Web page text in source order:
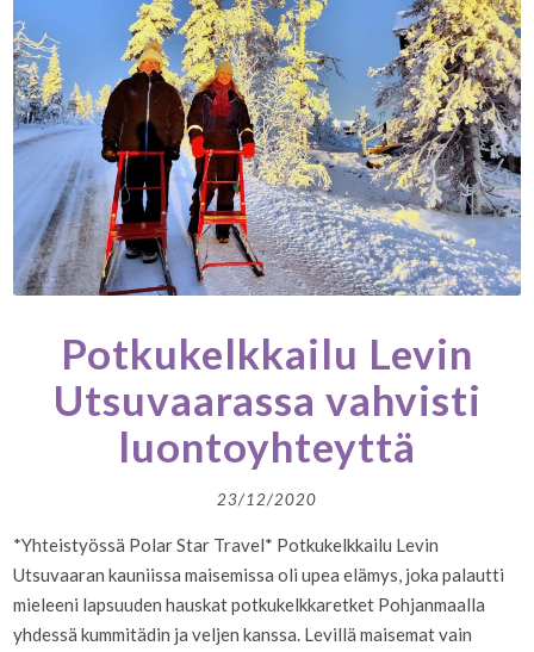
Potkukelkkailu Levin
Utsuvaarassa vahvisti
luontoyhteyttä
23/12/2020
*Yhteistyössä Polar Star Travel* Potkukelkkailu Levin
Utsuvaaran kauniissa maisemissa oli upea elämys, joka palautti
mieleeni lapsuuden hauskat potkukelkkaretket Pohjanmaalla
yhdessä kummitädin ja veljen kanssa. Levillä maisemat vain